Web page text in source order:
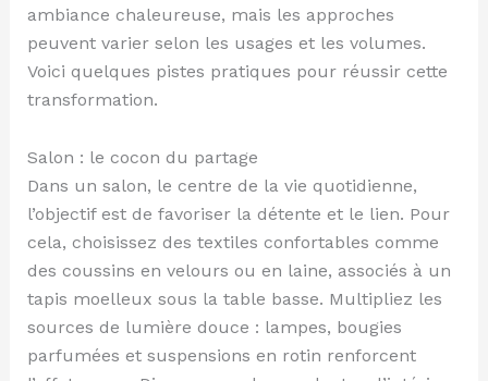
ambiance chaleureuse, mais les approches
peuvent varier selon les usages et les volumes.
Voici quelques pistes pratiques pour réussir cette
transformation.
Salon : le cocon du partage
Dans un salon, le centre de la vie quotidienne,
l’objectif est de favoriser la détente et le lien. Pour
cela, choisissez des textiles confortables comme
des coussins en velours ou en laine, associés à un
tapis moelleux sous la table basse. Multipliez les
sources de lumière douce : lampes, bougies
parfumées et suspensions en rotin renforcent